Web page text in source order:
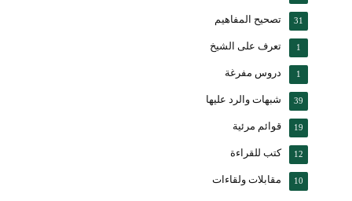
تصحيح المفاهيم 31
تعرف على الشيخ 1
دروس مفرغة 1
شبهات والرد عليها 39
قوائم مرئية 19
كتب للقراءة 12
مقابلات ولقاءات 10